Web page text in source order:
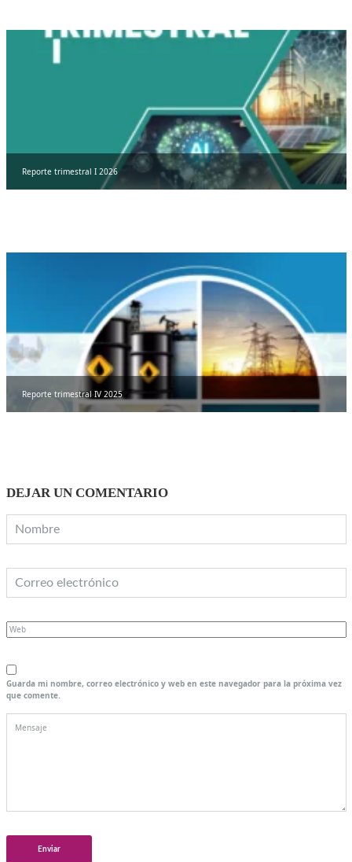
Reporte trimestral I 2026
Reporte trimestral IV 2025
DEJAR UN COMENTARIO
Guarda mi nombre, correo electrónico y web en este navegador para la próxima vez
que comente.